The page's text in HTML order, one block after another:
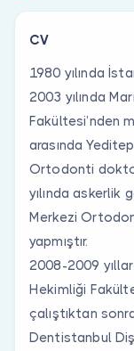
CV
1980 yılında
2003 yılında
Fakültesi’nden
arasında
Ortodonti
yılında askerlik
Merkezi
yapmıştır.
2008-2009
Hekimliği
çalıştıktan
Dentistanbul